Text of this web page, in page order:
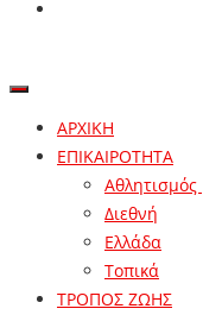
ΑΡΧΙΚΗ
ΕΠΙΚΑΙΡΟΤΗΤΑ
Αθλητισμός
Διεθνή
Ελλάδα
Τοπικά
ΤΡΟΠΟΣ ΖΩΗΣ